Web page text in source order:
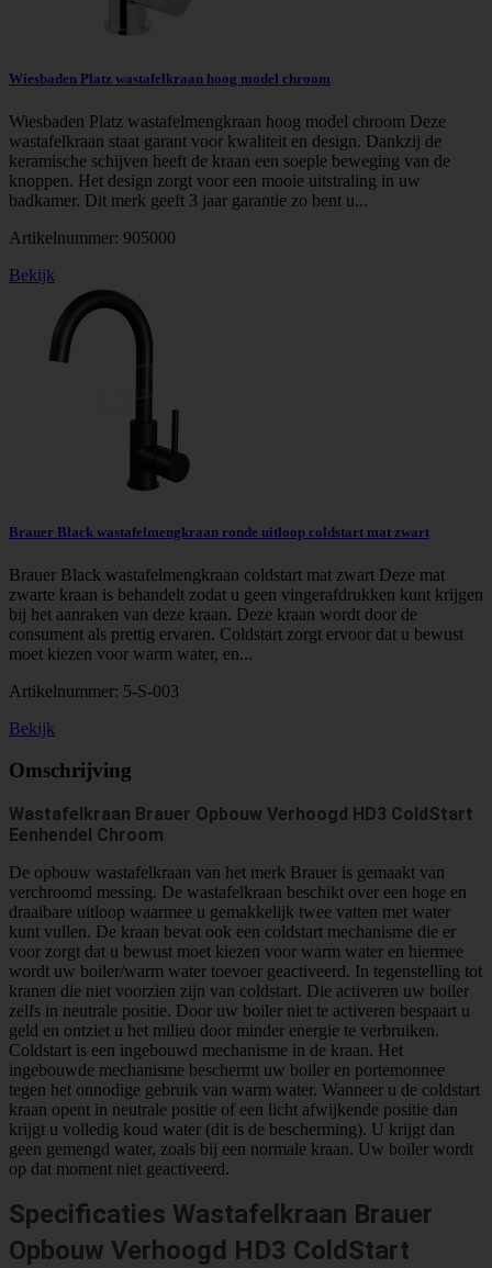
Wiesbaden Platz wastafelkraan hoog model chroom
Wiesbaden Platz wastafelmengkraan hoog model chroom Deze
wastafelkraan staat garant voor kwaliteit en design. Dankzij de
keramische schijven heeft de kraan een soeple beweging van de
knoppen. Het design zorgt voor een mooie uitstraling in uw
badkamer. Dit merk geeft 3 jaar garantie zo bent u...
Artikelnummer: 905000
Bekijk
Brauer Black wastafelmengkraan ronde uitloop coldstart mat zwart
Brauer Black wastafelmengkraan coldstart mat zwart Deze mat
zwarte kraan is behandelt zodat u geen vingerafdrukken kunt krijgen
bij het aanraken van deze kraan. Deze kraan wordt door de
consument als prettig ervaren. Coldstart zorgt ervoor dat u bewust
moet kiezen voor warm water, en...
Artikelnummer: 5-S-003
Bekijk
Omschrijving
Wastafelkraan Brauer Opbouw Verhoogd HD3 ColdStart
Eenhendel Chroom
De opbouw wastafelkraan van het merk Brauer is gemaakt van
verchroomd messing. De wastafelkraan beschikt over een hoge en
draaibare uitloop waarmee u gemakkelijk twee vatten met water
kunt vullen. De kraan bevat ook een coldstart mechanisme die er
voor zorgt dat u bewust moet kiezen voor warm water en hiermee
wordt uw boiler/warm water toevoer geactiveerd. In tegenstelling tot
kranen die niet voorzien zijn van coldstart. Die activeren uw boiler
zelfs in neutrale positie. Door uw boiler niet te activeren bespaart u
geld en ontziet u het milieu door minder energie te verbruiken.
Coldstart is een ingebouwd mechanisme in de kraan. Het
ingebouwde mechanisme beschermt uw boiler en portemonnee
tegen het onnodige gebruik van warm water. Wanneer u de coldstart
kraan opent in neutrale positie of een licht afwijkende positie dan
krijgt u volledig koud water (dit is de bescherming). U krijgt dan
geen gemengd water, zoals bij een normale kraan. Uw boiler wordt
op dat moment niet geactiveerd.
Specificaties Wastafelkraan Brauer
Opbouw Verhoogd HD3 ColdStart